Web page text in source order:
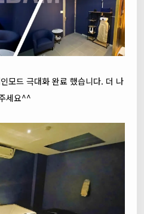
모드 극대화 완료 했습니다. 더 나
세요^^